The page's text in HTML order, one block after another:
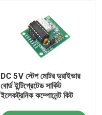
DC 5V স্টেপ মোটর ড্রাইভার
বোর্ড ইন্টিগ্রেটেড সার্কিট
ইলেকট্রনিক কম্পোনেন্ট কিট